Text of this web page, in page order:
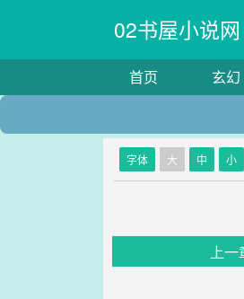
02书屋小说网
首页 玄幻
字体 大 中 小
上一